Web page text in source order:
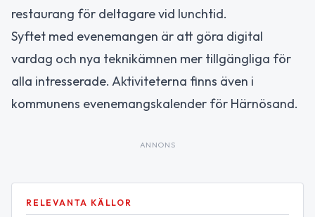
restaurang för deltagare vid lunchtid.
Syftet med evenemangen är att göra digital
vardag och nya teknikämnen mer tillgängliga för
alla intresserade. Aktiviteterna finns även i
kommunens evenemangskalender för Härnösand.
ANNONS
RELEVANTA KÄLLOR